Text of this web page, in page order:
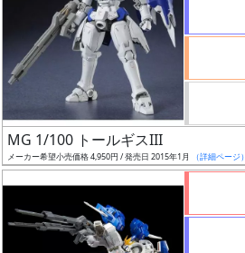
フ
リ
ー
MG 1/100 トールギスIII
メーカー希望小売価格 4,950円 / 発売日 2015年1月 （詳細ページ）